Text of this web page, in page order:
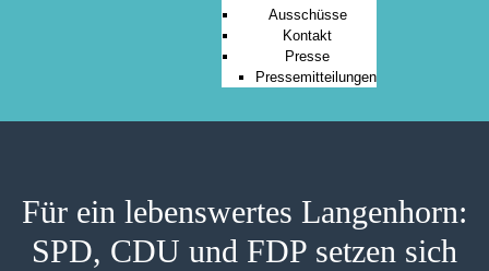
Ausschüsse
Kontakt
Presse
Pressemitteilungen
Für ein lebenswertes Langenhorn:
SPD, CDU und FDP setzen sich
NORDAKTUELL